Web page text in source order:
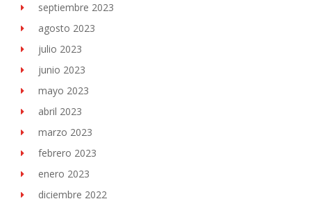
septiembre 2023
agosto 2023
julio 2023
junio 2023
mayo 2023
abril 2023
marzo 2023
febrero 2023
enero 2023
diciembre 2022